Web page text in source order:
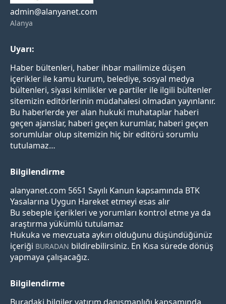
admin@alanyanet.com
Alanya
Uyarı:
Haber bültenleri, haber ihbar mailimize düşen
içerikler ile kamu kurum, belediye, sosyal medya
bültenleri, siyasi kimlikler ve partiler ile ilgili bültenler
sitemizin editörlerinin müdahalesi olmadan yayınlanır.
Bu haberlerde yer alan hukuki muhataplar haberi
geçen ajanslar, haberi geçen kurumlar, haberi geçen
sorumlular olup sitemizin hiç bir editörü sorumlu
tutulamaz…
Bilgilendirme
alanyanet.com 5651 Sayılı Kanun kapsamında BTK
Yasalarına Uygun Hareket etmeyi esas alır
Bu sebeple içerikleri ve yorumları kontrol etme ya da
araştırma yükümlü tutulamaz
Hukuka ve mevzuata aykırı olduğunu düşündüğünüz
içeriği BURADAN bildirebilirsiniz. En Kısa sürede dönüş
yapmaya çalışacağız.
Bilgilendirme